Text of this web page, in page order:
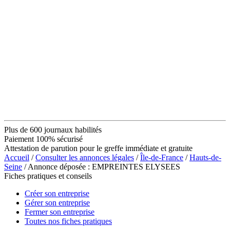
Plus de 600 journaux habilités
Paiement 100% sécurisé
Attestation de parution pour le greffe immédiate et gratuite
Accueil /Consulter les annonces légales /Île-de-France /Hauts-de-
Seine / Annonce déposée : EMPREINTES ELYSEES
Fiches pratiques et conseils
Créer son entreprise
Gérer son entreprise
Fermer son entreprise
Toutes nos fiches pratiques